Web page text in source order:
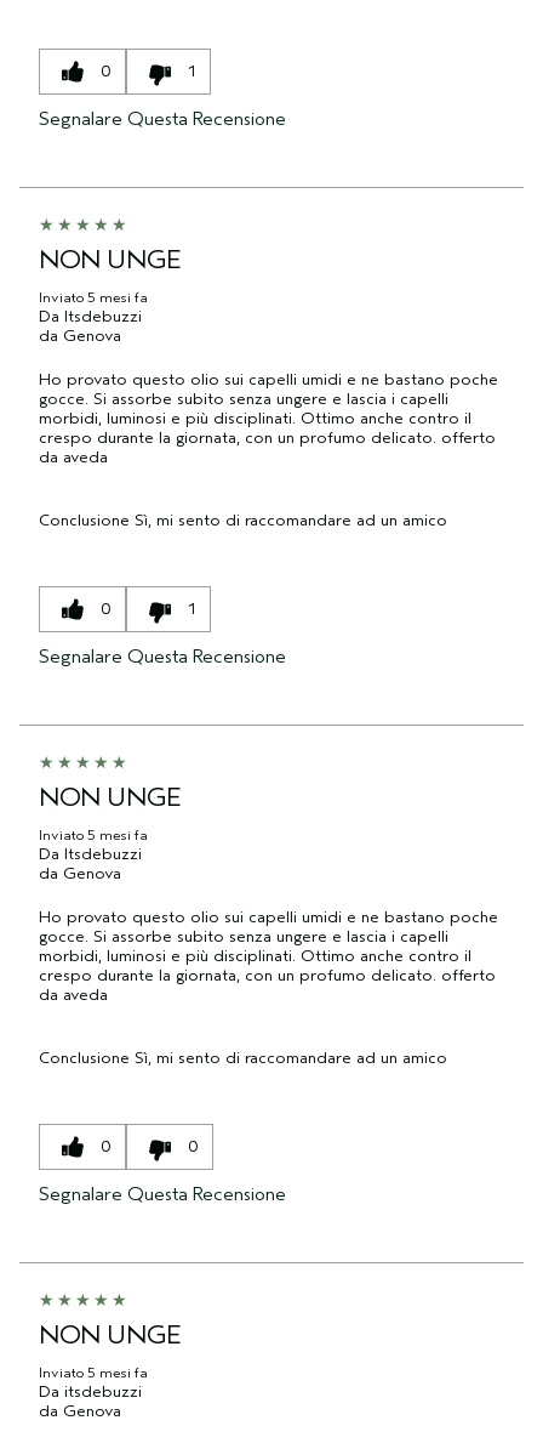
0 1
Segnalare Questa Recensione
NON UNGE
Inviato 5 mesi fa
Da Itsdebuzzi
da Genova
Ho provato questo olio sui capelli umidi e ne bastano poche
gocce. Si assorbe subito senza ungere e lascia i capelli
morbidi, luminosi e più disciplinati. Ottimo anche contro il
crespo durante la giornata, con un profumo delicato. offerto
da aveda
Conclusione Sì, mi sento di raccomandare ad un amico
0 1
Segnalare Questa Recensione
NON UNGE
Inviato 5 mesi fa
Da Itsdebuzzi
da Genova
Ho provato questo olio sui capelli umidi e ne bastano poche
gocce. Si assorbe subito senza ungere e lascia i capelli
morbidi, luminosi e più disciplinati. Ottimo anche contro il
crespo durante la giornata, con un profumo delicato. offerto
da aveda
Conclusione Sì, mi sento di raccomandare ad un amico
0 0
Segnalare Questa Recensione
NON UNGE
Inviato 5 mesi fa
Da itsdebuzzi
da Genova